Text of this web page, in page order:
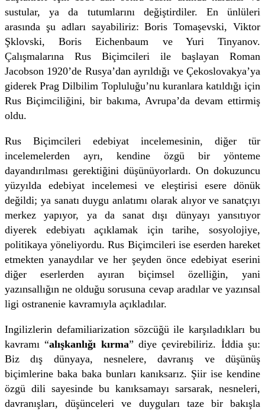
sustular, ya da tutumlarını değiştirdiler. En ünlüleri
arasında şu adları sayabiliriz: Boris Tomaşevski, Viktor
Şklovski, Boris Eichenbaum ve Yuri Tinyanov.
Çalışmalarına Rus Biçimcileri ile başlayan Roman
Jacobson 1920’de Rusya’dan ayrıldığı ve Çekoslovakya’ya
giderek Prag Dilbilim Topluluğu’nu kuranlara katıldığı için
Rus Biçimciliğini, bir bakıma, Avrupa’da devam ettirmiş
oldu.
Rus Biçimcileri edebiyat incelemesinin, diğer tür
incelemelerden ayrı, kendine özgü bir yönteme
dayandırılması gerektiğini düşünüyorlardı. On dokuzuncu
yüzyılda edebiyat incelemesi ve eleştirisi esere dönük
değildi; ya sanatı duygu anlatımı olarak alıyor ve sanatçıyı
merkez yapıyor, ya da sanat dışı dünyayı yansıtıyor
diyerek edebiyatı açıklamak için tarihe, sosyolojiye,
politikaya yöneliyordu. Rus Biçimcileri ise eserden hareket
etmekten yanaydılar ve her şeyden önce edebiyat eserini
diğer eserlerden ayıran biçimsel özelliğin, yani
yazınsallığın ne olduğu sorusuna cevap aradılar ve yazınsal
ligi ostranenie kavramıyla açıkladılar.
Ingilizlerin defamiliarization sözcüğü ile karşıladıkları bu
kavramı “alışkanlığı kırma” diye çevirebiliriz. İddia şu:
Biz dış dünyaya, nesnelere, davranış ve düşünüş
biçimlerine baka baka bunları kanıksarız. Şiir ise kendine
özgü dili sayesinde bu kanıksamayı sarsarak, nesneleri,
davranışları, düşünceleri ve duyguları taze bir bakışla